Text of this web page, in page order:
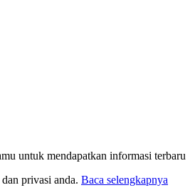
untuk mendapatkan informasi terbaru
privasi anda. Baca selengkapnya